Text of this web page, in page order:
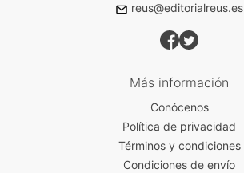
reus@editorialreus.es
Más información
Conócenos
Política de privacidad
Términos y condiciones
Condiciones de envío